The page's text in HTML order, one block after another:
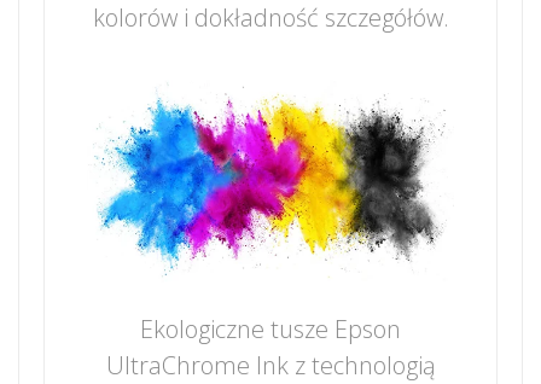
kolorów i dokładność szczegółów.
Ekologiczne tusze Epson
UltraChrome Ink z technologią